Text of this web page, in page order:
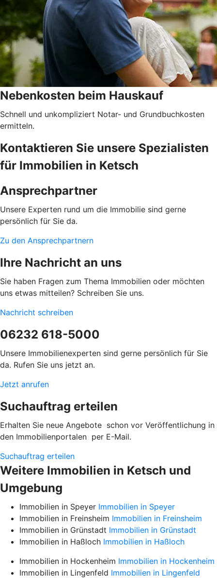
Nebenkosten beim Hauskauf
Schnell und unkompliziert Notar- und Grundbuchkosten
ermitteln.
Kontaktieren Sie unsere Spezialisten
für Immobilien in Ketsch
Ansprechpartner
Unsere Experten rund um die Immobilie sind gerne
persönlich für Sie da.
Zu den Ansprechpartnern
Ihre Nachricht an uns
Sie haben Fragen zum Thema Immobilien oder möchten
uns etwas mitteilen? Schreiben Sie uns.
Nachricht schreiben
06232 618-5000
Unsere Immobilienexperten sind gerne persönlich für Sie
da. Rufen Sie uns jetzt an.
Jetzt anrufen
Suchauftrag erteilen
Erhalten Sie neue Angebote schon vor Veröffentlichung in
den Immobilienportalen per E-Mail.
Suchauftrag erteilen
Weitere Immobilien in Ketsch und
Umgebung
Immobilien in Speyer Immobilien in Speyer
Immobilien in Freinsheim Immobilien in Freinsheim
Immobilien in Grünstadt Immobilien in Grünstadt
Immobilien in Haßloch Immobilien in Haßloch
Immobilien in Hockenheim Immobilien in Hockenheim
Immobilien in Lingenfeld Immobilien in Lingenfeld